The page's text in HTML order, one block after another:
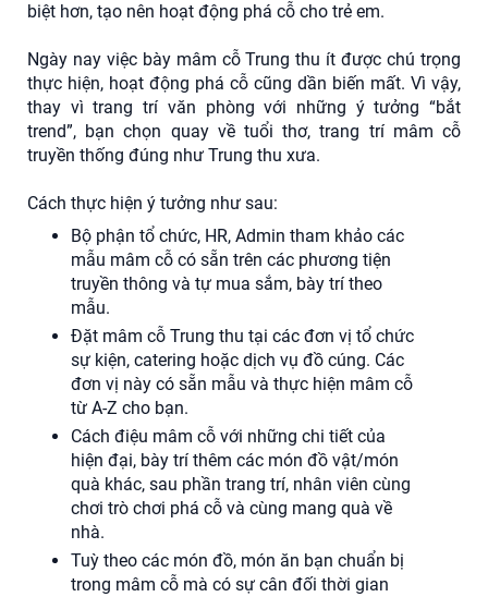
biệt hơn, tạo nên hoạt động phá cỗ cho trẻ em.
Ngày nay việc bày mâm cỗ Trung thu ít được chú trọng
thực hiện, hoạt động phá cỗ cũng dần biến mất. Vì vậy,
thay vì trang trí văn phòng với những ý tưởng “bắt
trend”, bạn chọn quay về tuổi thơ, trang trí mâm cỗ
truyền thống đúng như Trung thu xưa.
Cách thực hiện ý tưởng như sau:
Bộ phận tổ chức, HR, Admin tham khảo các
mẫu mâm cỗ có sẵn trên các phương tiện
truyền thông và tự mua sắm, bày trí theo
mẫu.
Đặt mâm cỗ Trung thu tại các đơn vị tổ chức
sự kiện, catering hoặc dịch vụ đồ cúng. Các
đơn vị này có sẵn mẫu và thực hiện mâm cỗ
từ A-Z cho bạn.
Cách điệu mâm cỗ với những chi tiết của
hiện đại, bày trí thêm các món đồ vật/món
quà khác, sau phần trang trí, nhân viên cùng
chơi trò chơi phá cỗ và cùng mang quà về
nhà.
Tuỳ theo các món đồ, món ăn bạn chuẩn bị
trong mâm cỗ mà có sự cân đối thời gian